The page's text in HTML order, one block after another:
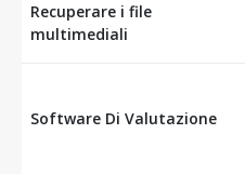
Recuperare i file
multimediali
Software Di Valutazione